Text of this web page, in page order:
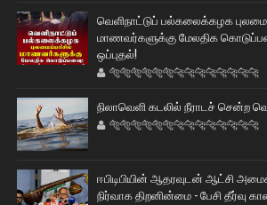
வெளிநாட்டுப் பல்கலைக்கழக
மாணவர்களுக்கு மேலதிக
ஒப்புதல்!
🐅🐅🐅🐅🐅🐅🐆🐆🐆🐆🐆🐆🐆🐆
நிலாவெளி கடலில் நீராடச் சென்ற
🐅🐅🐅🐅🐅🐅🐆🐆🐆🐆🐆🐆🐆🐆
ஈபிடிபியின் ஆதரவுடன் ஆட்சி
நிர்வாக திறனின்மை - பேசி தீர்வு